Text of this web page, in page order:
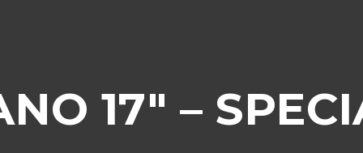
17″ –